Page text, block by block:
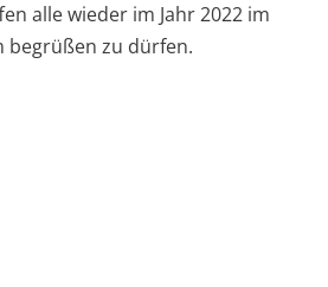
alle wieder im Jahr 2022 im
begrüßen zu dürfen.